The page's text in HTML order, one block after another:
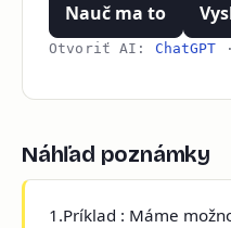
Nauč ma to
Otvoriť AI: ChatGPT
Náhľad poznámky
1.Príklad : Máme